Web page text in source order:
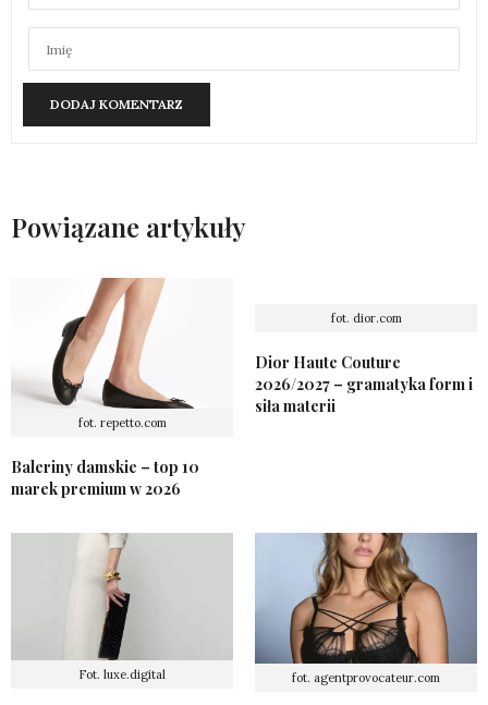
Powiązane artykuły
fot. repetto.com
Baleriny damskie – top 10
marek premium w 2026
fot. dior.com
Dior Haute Couture
2026/2027 – gramatyka form i
siła materii
Fot. luxe.digital fot. agentprovocateur.com